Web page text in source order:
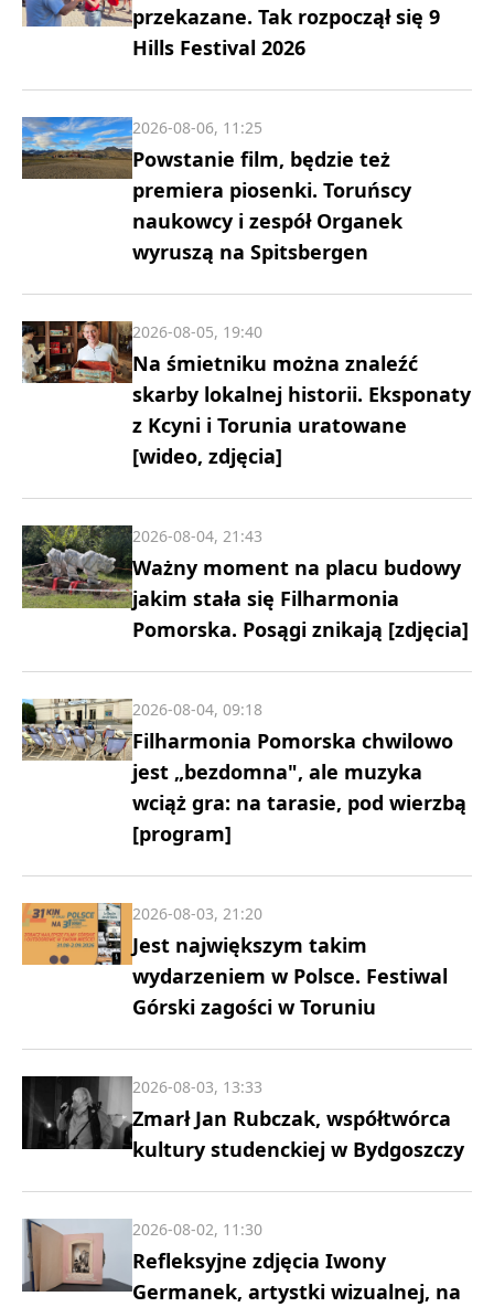
przekazane. Tak rozpoczął się 9
Hills Festival 2026
Powstanie film, będzie też
premiera piosenki. Toruńscy
naukowcy i zespół Organek
wyruszą na Spitsbergen
2026-08-06, 11:25
Na śmietniku można znaleźć
skarby lokalnej historii. Eksponaty
z Kcyni i Torunia uratowane
[wideo, zdjęcia]
2026-08-05, 19:40
Ważny moment na placu budowy
jakim stała się Filharmonia
Pomorska. Posągi znikają [zdjęcia]
2026-08-04, 21:43
Filharmonia Pomorska chwilowo
jest „bezdomna", ale muzyka
wciąż gra: na tarasie, pod wierzbą
[program]
2026-08-04, 09:18
Jest największym takim
wydarzeniem w Polsce. Festiwal
Górski zagości w Toruniu
2026-08-03, 21:20
Zmarł Jan Rubczak, współtwórca
kultury studenckiej w Bydgoszczy
2026-08-03, 13:33
Refleksyjne zdjęcia Iwony
Germanek, artystki wizualnej, na
2026-08-02, 11:30